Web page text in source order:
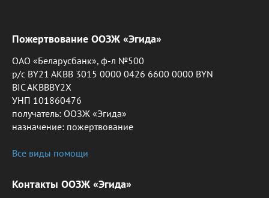
Пожертвование ООЗЖ «Эгида»
ОАО «Беларусбанк», ф-л №500
р/с BY21 AKBB 3015 0000 0426 6600 0000 BYN
BIC AKBBBY2X
УНП 101860476
получатель: ООЗЖ «Эгида»
назначение: пожертвование
Все виды помощи
Контакты ООЗЖ «Эгида»